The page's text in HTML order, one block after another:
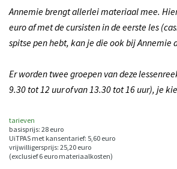
Annemie brengt allerlei materiaal mee.
euro af met de cursisten in de eerste les
spitse pen hebt, kan je die ook bij Annemie
Er worden twee groepen van deze
9.30 tot 12 uur of van 13.30 tot 16 uur), je
tarieven
basisprijs: 28 euro
UiTPAS met kansentarief: 5,60 euro
vrijwilligersprijs: 25,20 euro
(exclusief 6 euro materiaalkosten)